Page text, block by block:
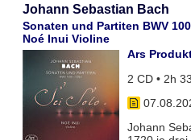
Johann Sebastian Bach
Sonaten und Partiten BWV
Noé Inui Violine
Ars
2 CD • 2h
Johann